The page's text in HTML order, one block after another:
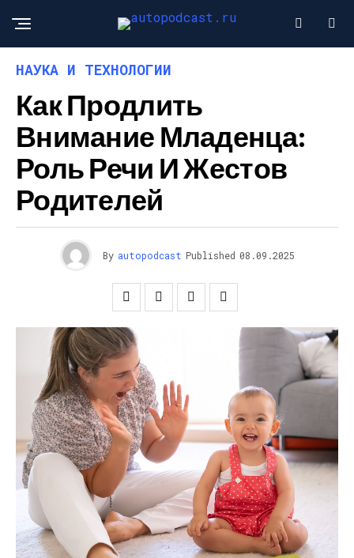
НАУКА И ТЕХНОЛОГИИ
Как Продлить
Внимание Младенца:
Роль Речи И Жестов
Родителей
By autopodcast Published 08.09.2025